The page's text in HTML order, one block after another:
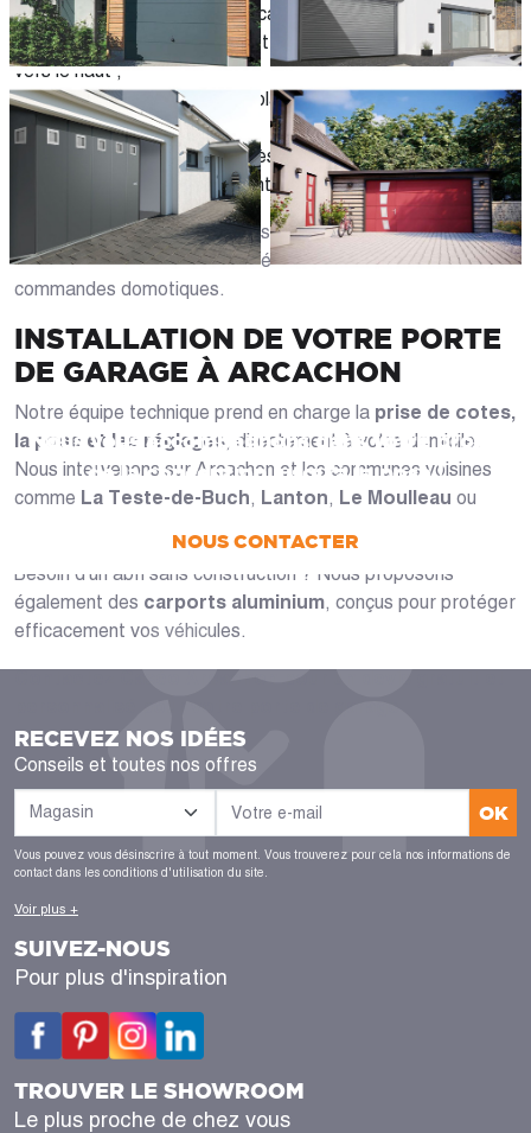
intérieur avec ouverture verticale sous plafond ;
Porte basculante :
simple et fonctionnelle, avec ouverture
vers le haut ;
Porte enroulable :gain de place maximal, fonctionnement
silencieux ;
Porte latérale :pour un accès piéton facilité et une
ouverture sans encombrement au plafond.
Chaque modèle peut être personnalisé : hublots, portillon
intégré, couleurs, panneaux décoratifs ou encore
commandes domotiques.
INSTALLATION DE VOTRE PORTE
DE GARAGE À ARCACHON
Notre équipe technique prend en charge la prise de cotes,
la pose et les réglages , directement à votre domicile.
Nous intervenons sur Arcachon et les communes voisines
comme La Teste-de-Buch, Lanton, Le Moulleau ou
Besoin d'un abri sans construction ? Nous proposons
également des carports aluminium, conçus pour protéger
efficacement vos véhicules.
UN PROJET ?
Nous vous accompagnons dans votre projet
de la conception jusqu’à la pose !
NOUS CONTACTER
RECEVEZ NOS IDÉES
Conseils et toutes nos offres
OK
Vous pouvez vous désinscrire à tout moment. Vous trouverez pour cela nos informations de
contact dans les conditions d'utilisation du site.
Voir plus +
SUIVEZ-NOUS
Pour plus d'inspiration
TROUVER LE SHOWROOM
Le plus proche de chez vous